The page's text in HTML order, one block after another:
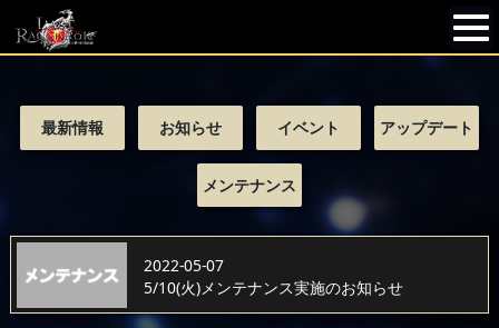
最新情報 お知らせ イベント アップデート
メンテナンス
2022-05-07
5/10(火)メンテナンス実施のお知らせ